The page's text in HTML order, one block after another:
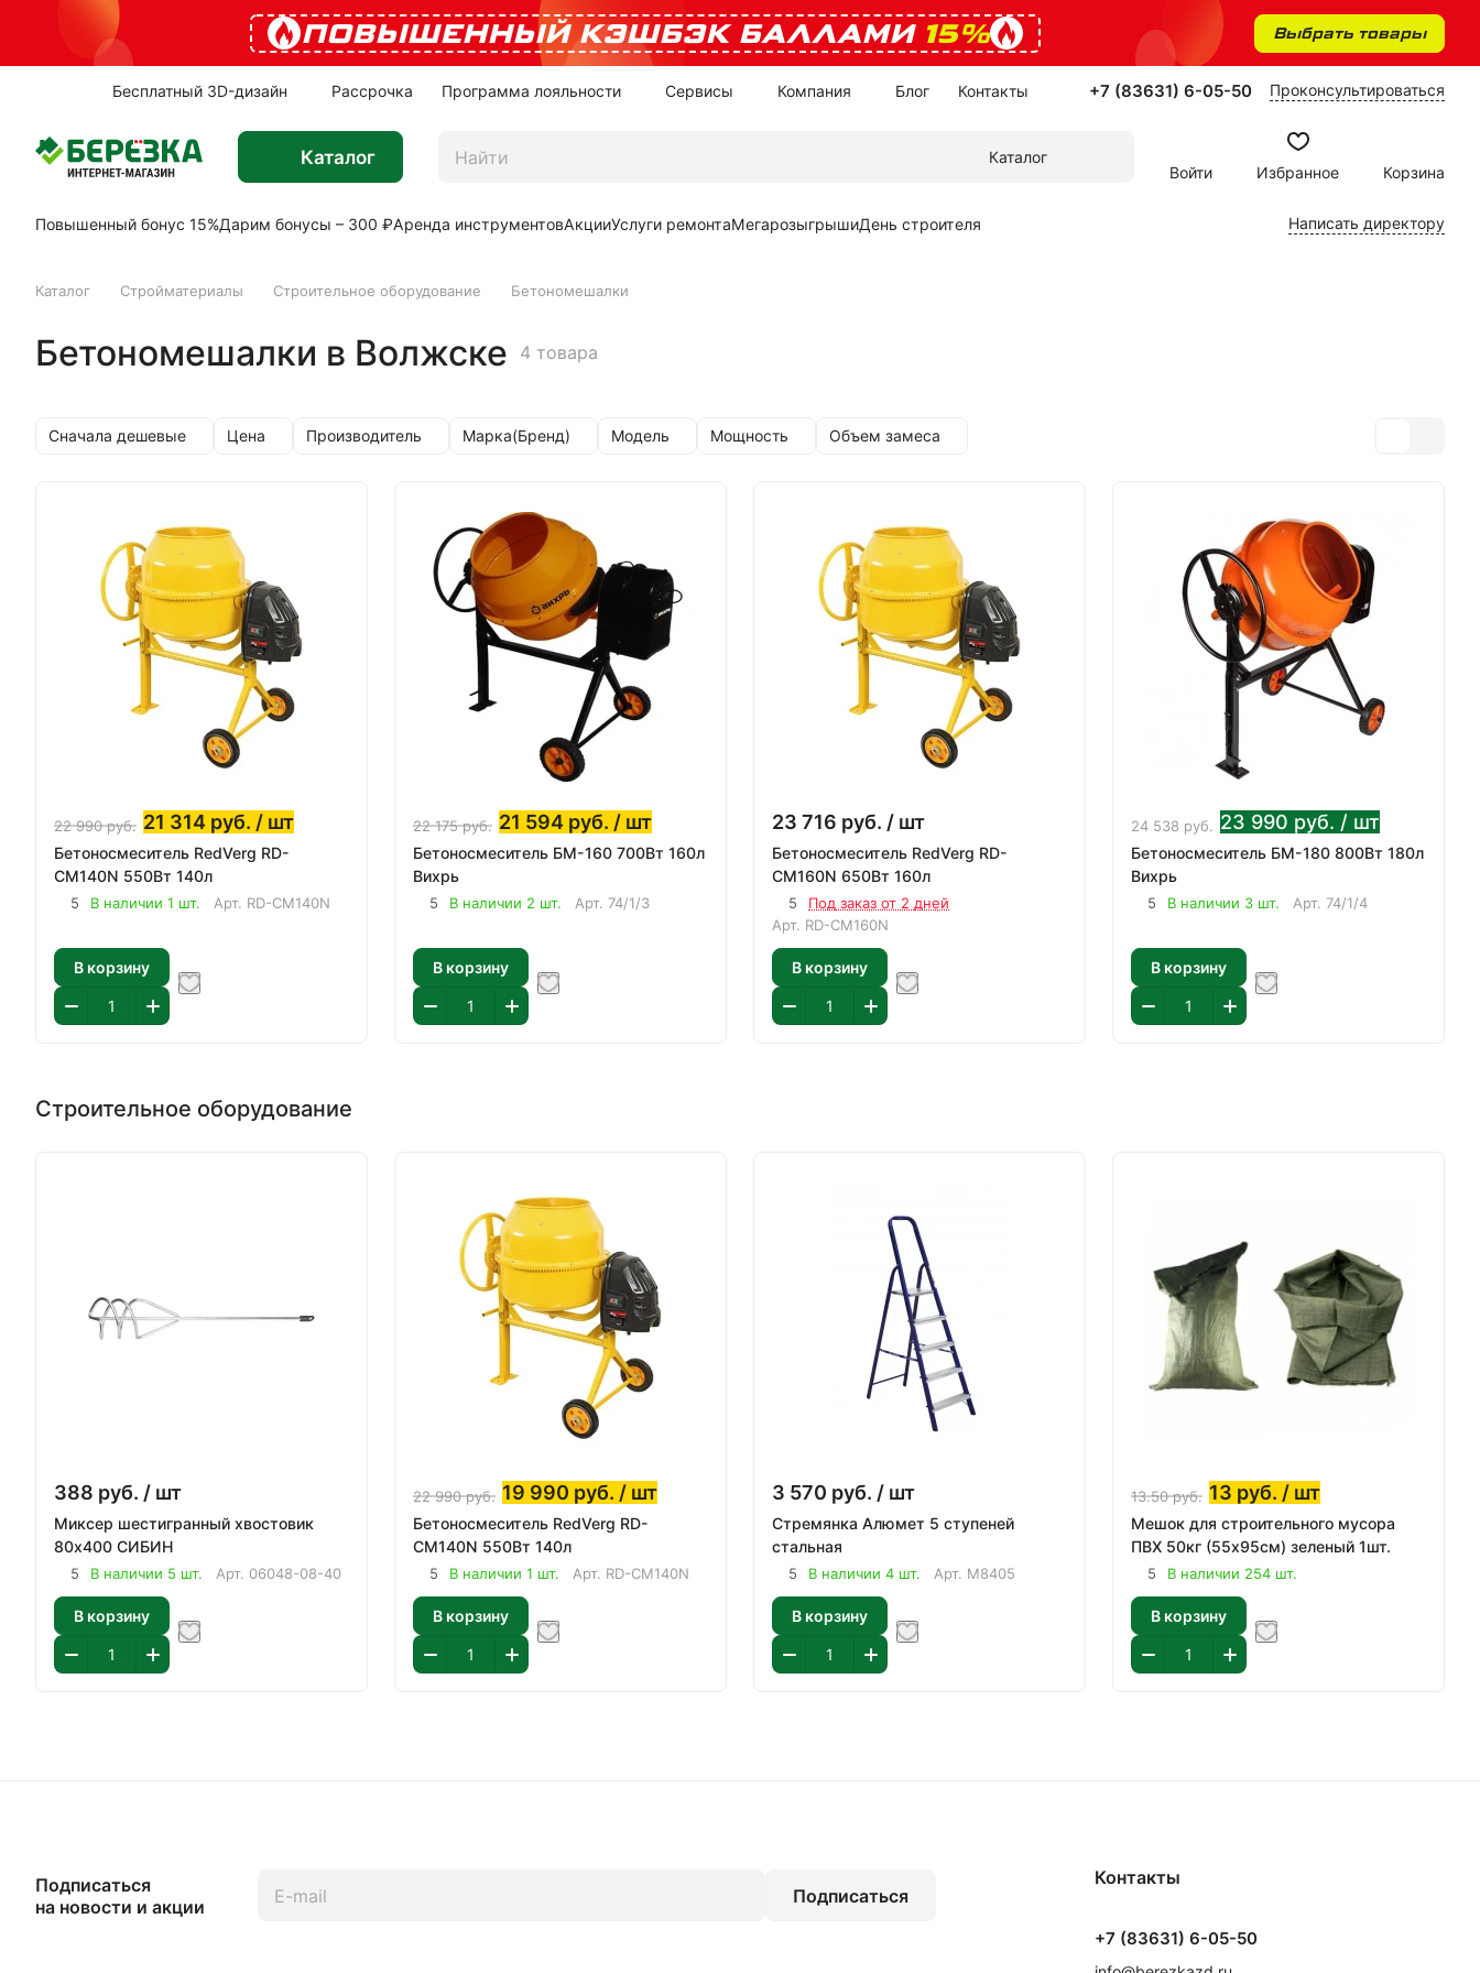
ПОВЫШЕННЫЙ КЭШБЭК БАЛЛАМИ 15% Выбрать товары
Бесплатный 3D-дизайн Рассрочка Программа лояльности Сервисы Компания Блог Контакты +7 (83631) 6-05-50 Проконсультироваться
Каталог
Каталог
Войти
Избранное Корзина
Повышенный бонус 15%Дарим бонусы – 300 ₽Аренда инструментовАкцииУслуги ремонтаМегарозыгрышиДень строителя Написать директору
Каталог Стройматериалы Строительное оборудование Бетономешалки
Бетономешалки в Волжске 4 товара
Сначала дешевые Цена Производитель Марка(Бренд) Модель Мощность Объем замеса
22 990руб. 21 314 руб. / шт
Бетоносмеситель RedVerg RD-
CM140N 550Вт 140л
5 В наличии 1 шт. Арт. RD-CM140N
В корзину
22 175руб. 21 594 руб. / шт
Бетоносмеситель БМ-160 700Вт 160л
Вихрь
5 В наличии 2 шт. Арт. 74/1/3
В корзину
23 716 руб. / шт
Бетоносмеситель RedVerg RD-
CM160N 650Вт 160л
5
Под заказ от 2 дней
Арт. RD-CM160N
В корзину
24 538 руб. 23 990 руб. / шт
Бетоносмеситель БМ-180 800Вт 180л
Вихрь
5 В наличии 3 шт. Арт. 74/1/4
В корзину
Строительное оборудование
388 руб. / шт
Миксер шестигранный хвостовик
80х400 СИБИН
5 В наличии 5 шт. Арт. 06048-08-40
В корзину
22 990руб. 19 990 руб. / шт
Бетоносмеситель RedVerg RD-
CM140N 550Вт 140л
5 В наличии 1 шт. Арт. RD-CM140N
В корзину
3 570 руб. / шт
Стремянка Алюмет 5 ступеней
стальная
5 В наличии 4 шт. Арт. М8405
В корзину
13.50руб. 13 руб. / шт
Мешок для строительного мусора
ПВХ 50кг (55х95см) зеленый 1шт.
5 В наличии 254 шт.
В корзину
Подписаться
на новости и акции
Подписаться
Контакты
+7 (83631) 6-05-50